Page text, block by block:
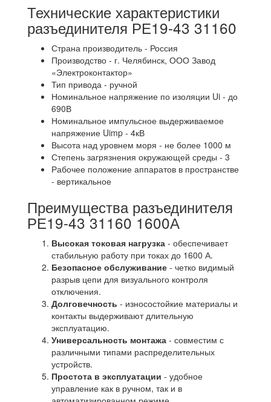
Технические характеристики
разъединителя РЕ19-43 31160
Страна производитель - Россия
Производство - г. Челябинск, ООО Завод
«Электроконтактор»
Тип привода - ручной
Номинальное напряжение по изоляции Ui - до
690В
Номинальное импульсное выдерживаемое
напряжение Uimp - 4кВ
Высота над уровнем моря - не более 1000 м
Степень загрязнения окружающей среды - 3
Рабочее положение аппаратов в пространстве
- вертикальное
Преимущества разъединителя
РЕ19-43 31160 1600А
Высокая токовая нагрузка - обеспечивает
стабильную работу при токах до 1600 А.
Безопасное обслуживание - четко видимый
разрыв цепи для визуального контроля
отключения.
Долговечность - износостойкие материалы и
контакты выдерживают длительную
эксплуатацию.
Универсальность монтажа - совместим с
различными типами распределительных
устройств.
Простота в эксплуатации - удобное
управление как в ручном, так и в